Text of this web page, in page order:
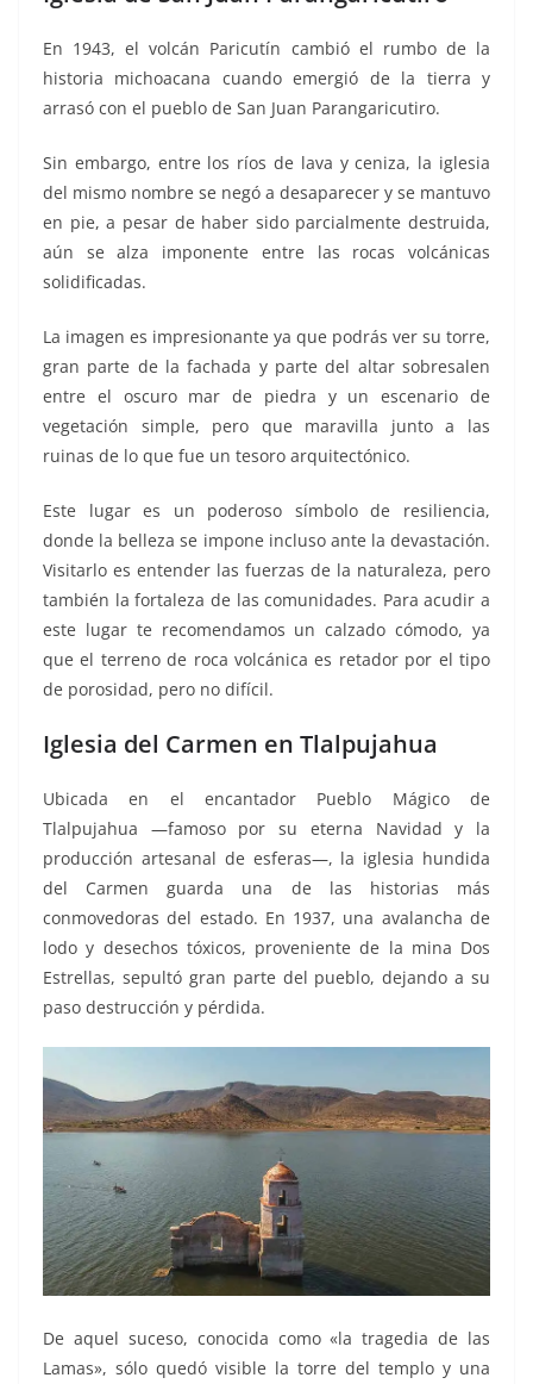
En 1943, el volcán Paricutín cambió el rumbo de la
historia michoacana cuando emergió de la tierra y
arrasó con el pueblo de San Juan Parangaricutiro.
Sin embargo, entre los ríos de lava y ceniza, la iglesia
del mismo nombre se negó a desaparecer y se mantuvo
en pie, a pesar de haber sido parcialmente destruida,
aún se alza imponente entre las rocas volcánicas
solidificadas.
La imagen es impresionante ya que podrás ver su torre,
gran parte de la fachada y parte del altar sobresalen
entre el oscuro mar de piedra y un escenario de
vegetación simple, pero que maravilla junto a las
ruinas de lo que fue un tesoro arquitectónico.
Este lugar es un poderoso símbolo de resiliencia,
donde la belleza se impone incluso ante la devastación.
Visitarlo es entender las fuerzas de la naturaleza, pero
también la fortaleza de las comunidades. Para acudir a
este lugar te recomendamos un calzado cómodo, ya
que el terreno de roca volcánica es retador por el tipo
de porosidad, pero no difícil.
Iglesia del Carmen en Tlalpujahua
Ubicada en el encantador Pueblo Mágico de
Tlalpujahua —famoso por su eterna Navidad y la
producción artesanal de esferas—, la iglesia hundida
del Carmen guarda una de las historias más
conmovedoras del estado. En 1937, una avalancha de
lodo y desechos tóxicos, proveniente de la mina Dos
Estrellas, sepultó gran parte del pueblo, dejando a su
paso destrucción y pérdida.
De aquel suceso, conocida como «la tragedia de las
Lamas», sólo quedó visible la torre del templo y una